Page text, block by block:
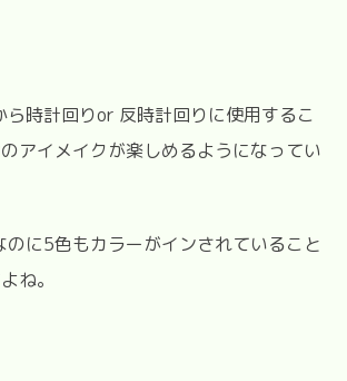
ら時計回りor 反時計回りに使用するこ
アイメイクが楽しめるようになってい
のに5色もカラーがインされていること
ね。